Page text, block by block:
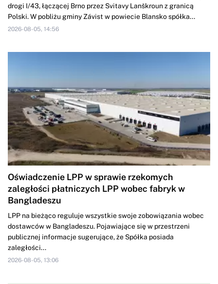
drogi ‎I/43, łączącej Brno przez Svitavy Lanškroun z granicą
Polski. W pobliżu gminy ‎Závist w powiecie Blansko spółka...
2026-08-05, 14:56
Oświadczenie LPP w sprawie rzekomych
zaległości płatniczych LPP wobec fabryk w
Bangladeszu
LPP na bieżąco reguluje wszystkie swoje zobowiązania wobec
dostawców w Bangladeszu. Pojawiające się w przestrzeni
publicznej informacje sugerujące, że Spółka posiada
zaległości...
2026-08-05, 13:06